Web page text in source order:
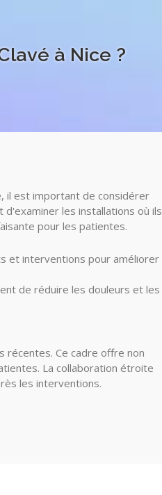
à Nice ?
il est important de considérer
les installations où ils
pour les patientes.
et interventions pour améliorer
de réduire les douleurs et les
récentes. Ce cadre offre non
La collaboration étroite
les interventions.